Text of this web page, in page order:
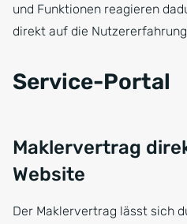
und Funktionen reagieren
direkt auf die
Service-Portal
Maklervertrag
Website
Der Maklervertrag lässt sich